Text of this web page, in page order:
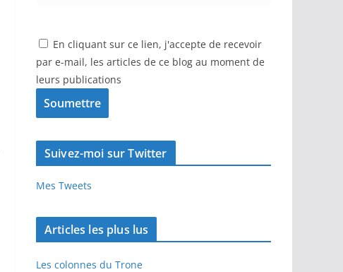
En cliquant sur ce lien, j'accepte de recevoir
par e-mail, les articles de ce blog au moment de
leurs publications
Suivez-moi sur Twitter
Mes Tweets
Articles les plus lus
Les colonnes du Trone